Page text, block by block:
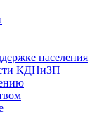
населения
КДНиЗП